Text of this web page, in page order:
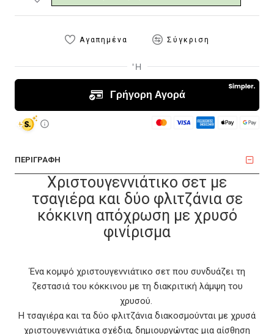
Αγαπημένα Σύγκριση
ΠΕΡΙΓΡΑΦΗ
Χριστουγεννιάτικο σετ με
τσαγιέρα και δύο φλιτζάνια σε
κόκκινη απόχρωση με χρυσό
φινίρισμα
Ένα κομψό χριστουγεννιάτικο σετ που συνδυάζει τη
ζεστασιά του κόκκινου με τη διακριτική λάμψη του
χρυσού.
Η τσαγιέρα και τα δύο φλιτζάνια διακοσμούνται με χρυσά
χριστουγεννιάτικα σχέδια, δημιουργώντας μια αίσθηση